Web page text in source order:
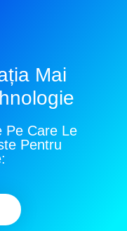
Mai
Pe Care Le
Pentru